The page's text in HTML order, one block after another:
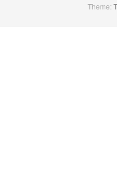
Theme: